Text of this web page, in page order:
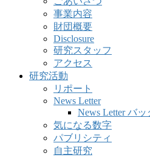
事業内容
財団概要
Disclosure
研究スタッフ
アクセス
研究活動
リポート
News Letter
News Letter バ
気になる数字
パブリシティ
自主研究